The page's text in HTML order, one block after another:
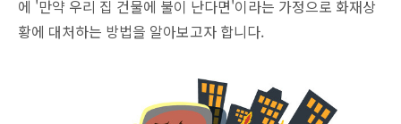
에 '만약 우리 집 건물에 불이 난다면'이라는 가정으로 화재상
황에 대처하는 방법을 알아보고자 합니다.